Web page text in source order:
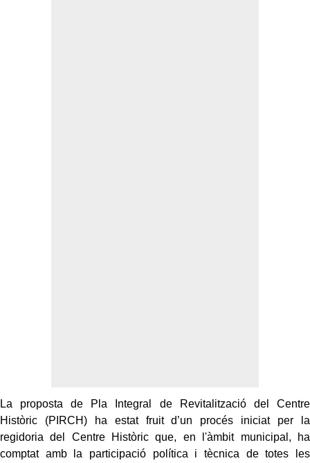
La proposta de Pla Integral de Revitalització del Centre
Històric (PIRCH) ha estat fruit d’un procés iniciat per la
regidoria del Centre Històric que, en l'àmbit municipal, ha
comptat amb la participació política i tècnica de totes les